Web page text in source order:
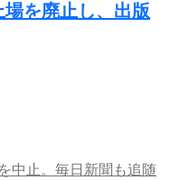
を廃止し、出版
中止。毎日新聞も追随